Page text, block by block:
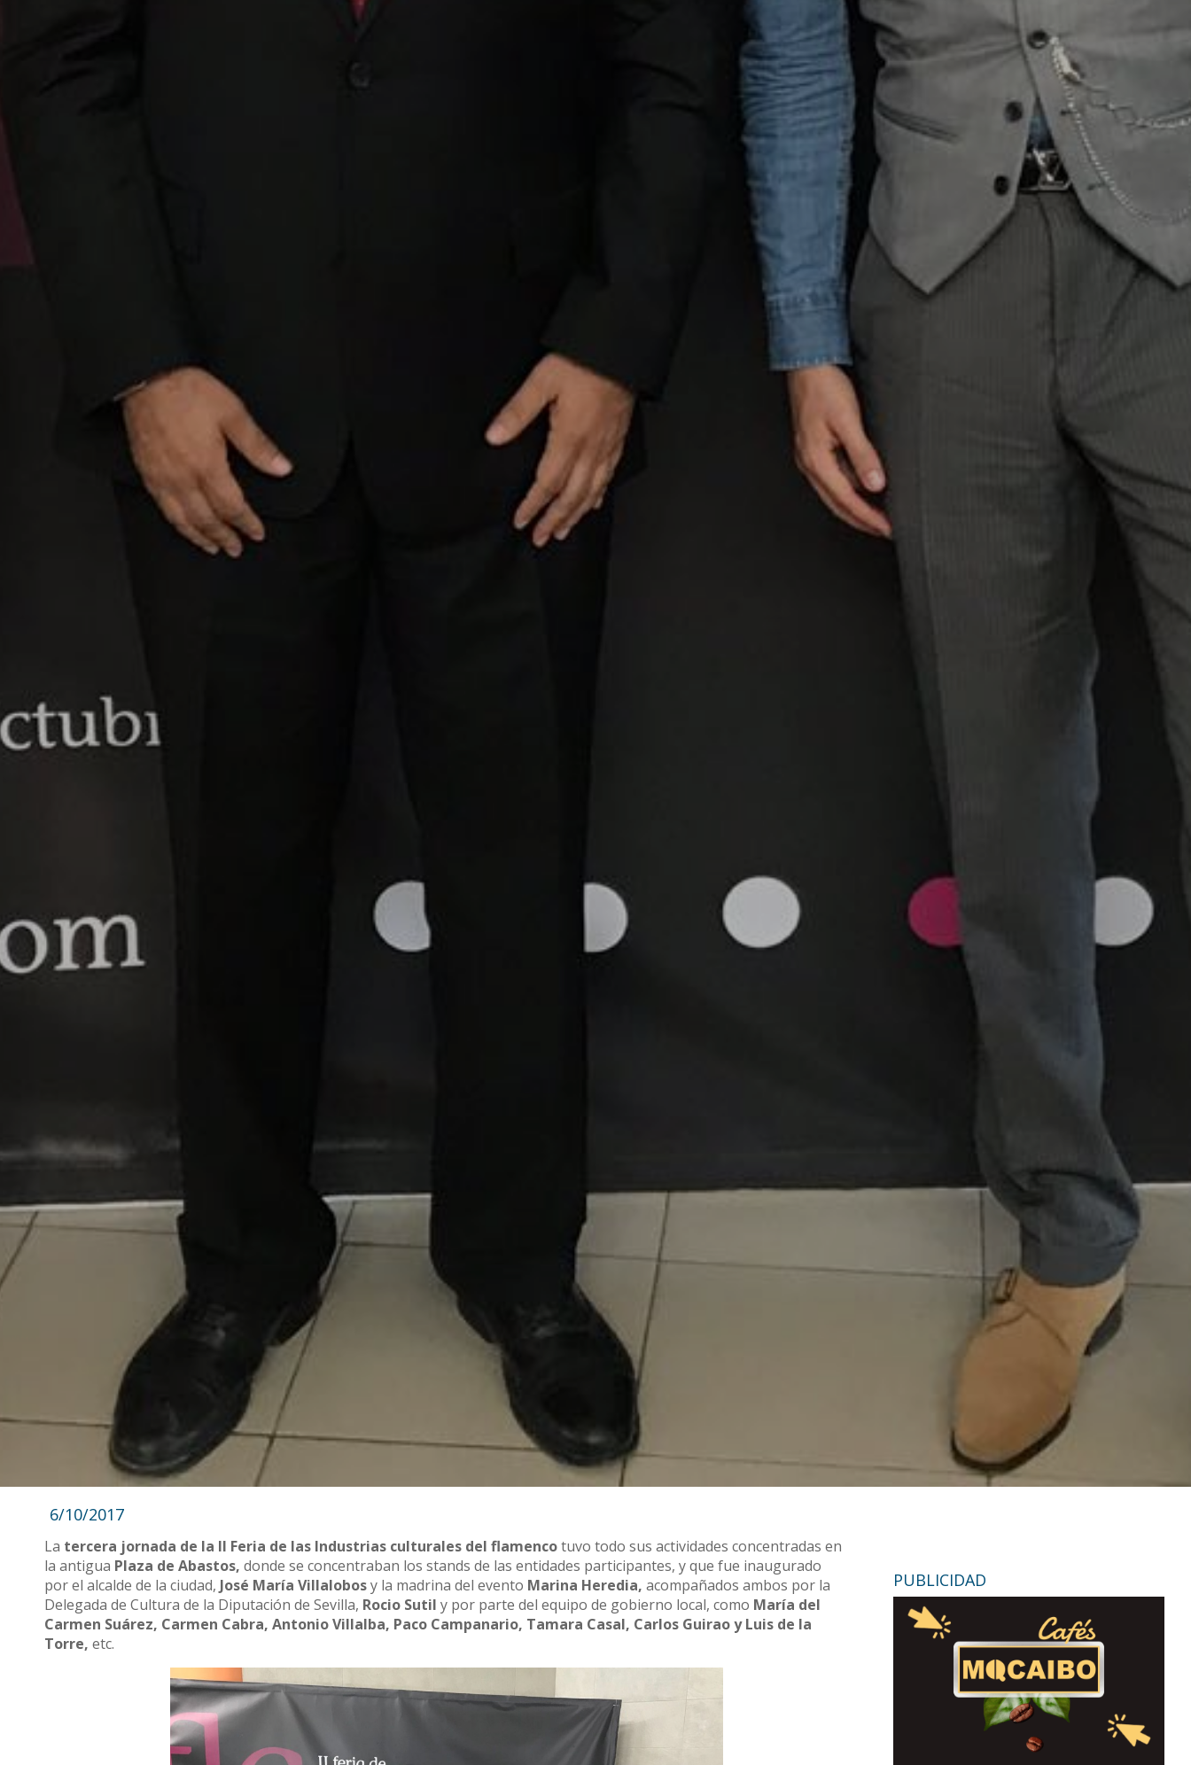
6/10/2017
La tercera jornada de la II Feria de las Industrias culturales del flamencotuvo todo sus actividades concentradas en
la antigua Plaza de Abastos, donde se concentraban los stands de las entidades participantes, y que fue inaugurado
por el alcalde de la ciudad, José María Villalobosy la madrina del evento Marina Heredia, acompañados ambos por la
Delegada de Cultura de la Diputación de Sevilla, Rocio Sutil y por parte del equipo de gobierno local, como María del
Carmen Suárez, Carmen Cabra, Antonio Villalba, Paco Campanario, Tamara Casal, Carlos Guirao y Luis de la
Torre, etc.
PUBLICIDAD